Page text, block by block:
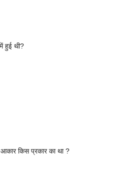
हुई थी?
आकार किस प्रकार का था ?